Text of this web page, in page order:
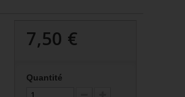
7,50 €
Quantité